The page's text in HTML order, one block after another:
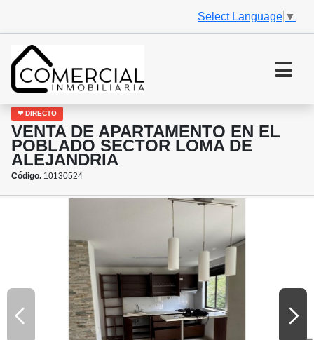
Select Language ▼
❤ DIRECTO
VENTA DE APARTAMENTO EN EL
POBLADO SECTOR LOMA DE
ALEJANDRIA
Código. 10130524